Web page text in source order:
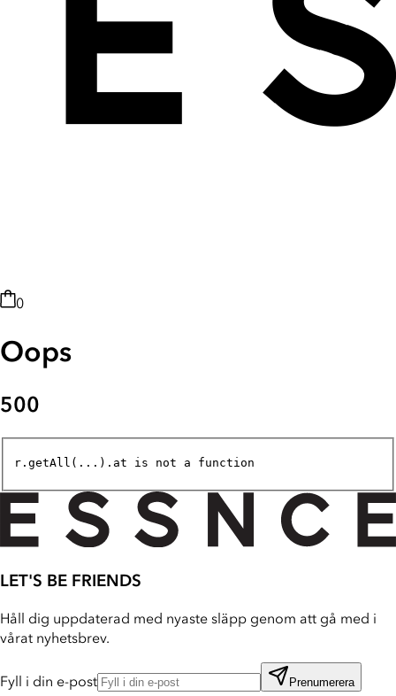
0
Oops
500
r.getAll(...).at is not a function
LET'S BE FRIENDS
Håll dig uppdaterad med nyaste släpp genom att gå med i
vårat nyhetsbrev.
Fyll i din e-post Prenumerera